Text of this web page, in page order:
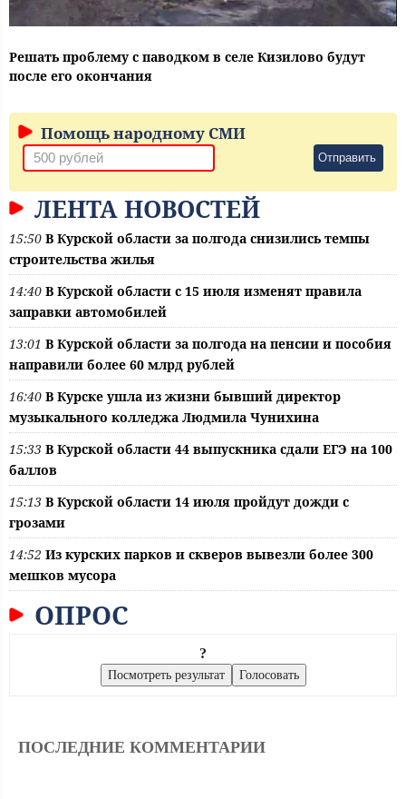
Решать проблему с паводком в селе Кизилово будут
после его окончания
Помощь народному СМИ
Отправить
ЛЕНТА НОВОСТЕЙ
15:50 В Курской области за полгода снизились темпы
строительства жилья
14:40 В Курской области с 15 июля изменят правила
заправки автомобилей
13:01 В Курской области за полгода на пенсии и пособия
направили более 60 млрд рублей
16:40 В Курске ушла из жизни бывший директор
музыкального колледжа Людмила Чунихина
15:33 В Курской области 44 выпускника сдали ЕГЭ на 100
баллов
15:13 В Курской области 14 июля пройдут дожди с
грозами
14:52 Из курских парков и скверов вывезли более 300
мешков мусора
ОПРОС
?
ПОСЛЕДНИЕ КОММЕНТАРИИ